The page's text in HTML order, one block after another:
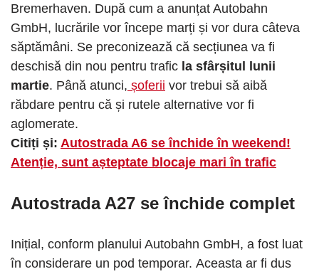
Bremerhaven. După cum a anunțat Autobahn
GmbH, lucrările vor începe marți și vor dura câteva
săptămâni. Se preconizează că secțiunea va fi
deschisă din nou pentru trafic la sfârșitul lunii
martie. Până atunci, șoferii vor trebui să aibă
răbdare pentru că și rutele alternative vor fi
aglomerate.
Citiți și: Autostrada A6 se închide în weekend!
Atenție, sunt așteptate blocaje mari în trafic
Autostrada A27 se închide complet
Inițial, conform planului Autobahn GmbH, a fost luat
în considerare un pod temporar. Aceasta ar fi dus